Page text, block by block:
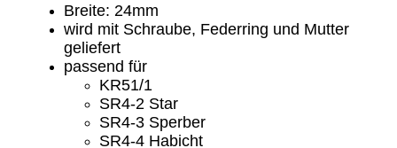
Breite: 24mm
wird mit Schraube, Federring und Mutter
geliefert
passend für
KR51/1
SR4-2 Star
SR4-3 Sperber
SR4-4 Habicht